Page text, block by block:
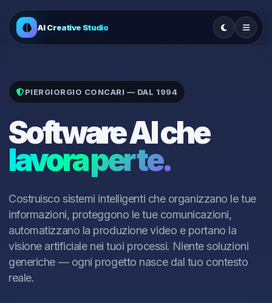
AI Creative Studio
PIERGIORGIO CONCARI — DAL 1994
Software AI che
lavora per te.
Costruisco sistemi intelligenti che organizzano le tue
informazioni, proteggono le tue comunicazioni,
automatizzano la produzione video e portano la
visione artificiale nei tuoi processi. Niente soluzioni
generiche — ogni progetto nasce dal tuo contesto
reale.